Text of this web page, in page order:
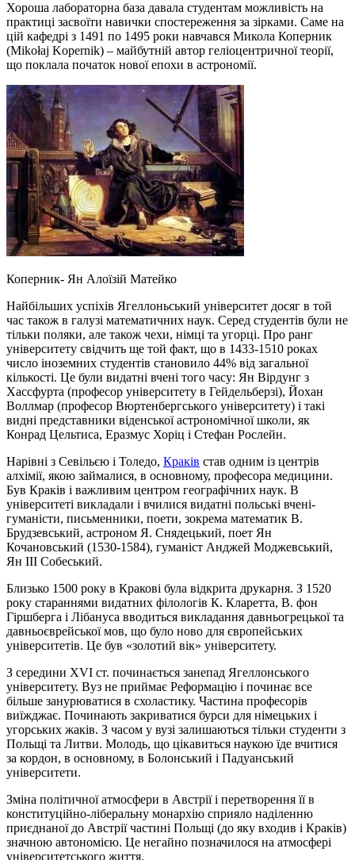
Хороша лабораторна база давала студентам можливість на
практиці засвоїти навички спостереження за зірками. Саме на
цій кафедрі з 1491 по 1495 роки навчався Микола Коперник
(Mikołaj Kopernik) – майбутній автор геліоцентричної теорії,
що поклала початок нової епохи в астрономії.
Коперник- Ян Алоїзій Матейко
Найбільших успіхів Ягеллоньський університет досяг в той
час також в галузі математичних наук. Серед студентів були не
тільки поляки, але також чехи, німці та угорці. Про ранг
університету свідчить ще той факт, що в 1433-1510 роках
число іноземних студентів становило 44% від загальної
кількості. Це були видатні вчені того часу: Ян Вірдунг з
Хассфурта (професор університету в Гейдельберзі), Йохан
Воллмар (професор Вюртенбергського університету) і такі
видні представники віденської астрономічної школи, як
Конрад Цельтиса, Еразмус Хоріц і Стефан Рослейн.
Нарівні з Севільєю і Толедо, Краків став одним із центрів
алхімії, якою займалися, в основному, професора медицини.
Був Краків і важливим центром географічних наук. В
університеті викладали і вчилися видатні польські вчені-
гуманісти, письменники, поети, зокрема математик В.
Брудзевський, астроном Я. Снядецький, поет Ян
Кочановський (1530-1584), гуманіст Анджей Моджевський,
Ян III Собеський.
Близько 1500 року в Кракові була відкрита друкарня. З 1520
року стараннями видатних філологів К. Кларетта, В. фон
Гіршберга і Лібануса вводиться викладання давньогрецької та
давньоєврейської мов, що було ново для європейських
університетів. Це був «золотий вік» університету.
З середини XVI ст. починається занепад Ягеллонського
університету. Вуз не приймає Реформацію і починає все
більше занурюватися в схоластику. Частина професорів
виїжджає. Починають закриватися бурси для німецьких і
угорських жаків. З часом у вузі залишаються тільки студенти з
Польщі та Литви. Молодь, що цікавиться наукою їде вчитися
за кордон, в основному, в Болонський і Падуанський
університети.
Зміна політичної атмосфери в Австрії і перетворення її в
конституційно-ліберальну монархію сприяло наділенню
приєднаної до Австрії частині Польщі (до яку входив і Краків)
значною автономією. Це негайно позначилося на атмосфері
університетського життя.